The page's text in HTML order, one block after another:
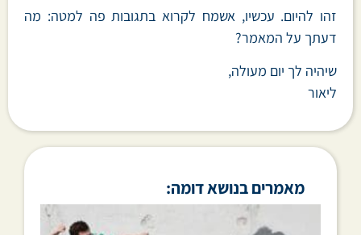
זהו להיום. עכשיו, אשמח לקרוא בתגובות פה למטה: מה
דעתך על המאמר?
שיהיה לך יום מעולה,
ליאור
מאמרים בנושא דומה: